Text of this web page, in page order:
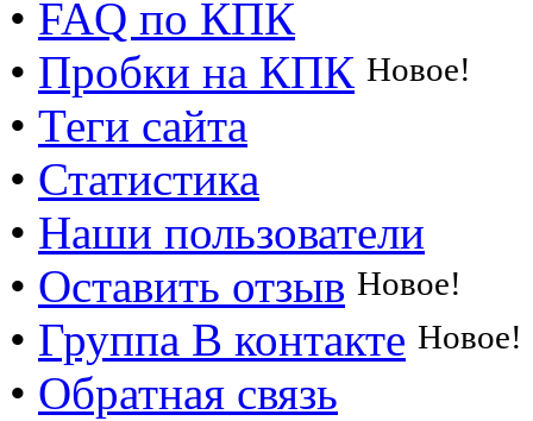
• FAQ по КПК
• Пробки на КПК Новое!
• Теги сайта
• Статистика
• Наши пользователи
• Оставить отзыв Новое!
• Группа В контакте Новое!
• Обратная связь